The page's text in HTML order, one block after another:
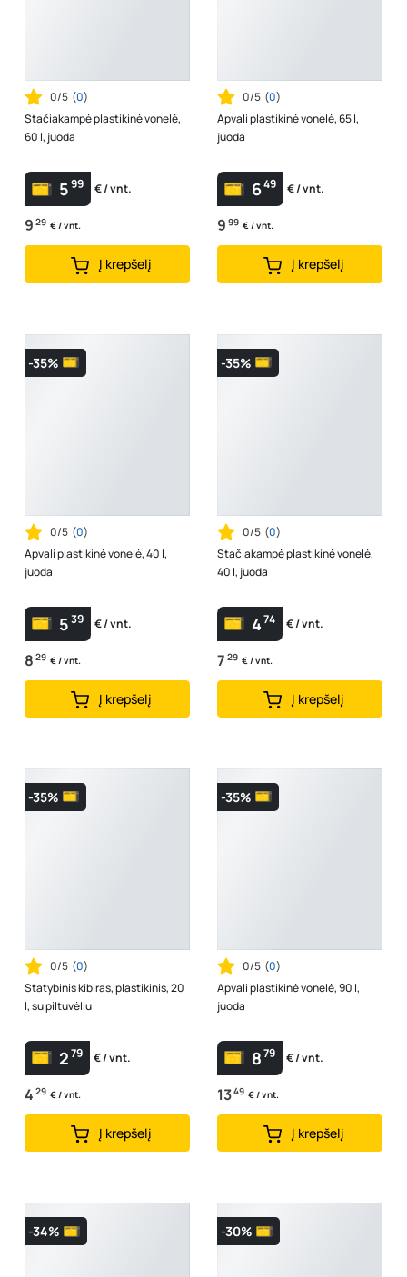
0/5 (0)
Stačiakampė plastikinė vonelė,
60 l, juoda
599 € / vnt.
9 29 € / vnt.
Į krepšelį
0/5 (0)
Apvali plastikinė vonelė, 65 l,
juoda
649 € / vnt.
9 99 € / vnt.
Į krepšelį
-35%
0/5 (0)
Apvali plastikinė vonelė, 40 l,
juoda
539 € / vnt.
8 29 € / vnt.
Į krepšelį
-35%
0/5 (0)
Stačiakampė plastikinė vonelė,
40 l, juoda
474 € / vnt.
7 29 € / vnt.
Į krepšelį
-35%
0/5 (0)
Statybinis kibiras, plastikinis, 20
l, su piltuvėliu
279 € / vnt.
4 29 € / vnt.
Į krepšelį
-35%
0/5 (0)
Apvali plastikinė vonelė, 90 l,
juoda
879 € / vnt.
1349 € / vnt.
Į krepšelį
-34% -30%